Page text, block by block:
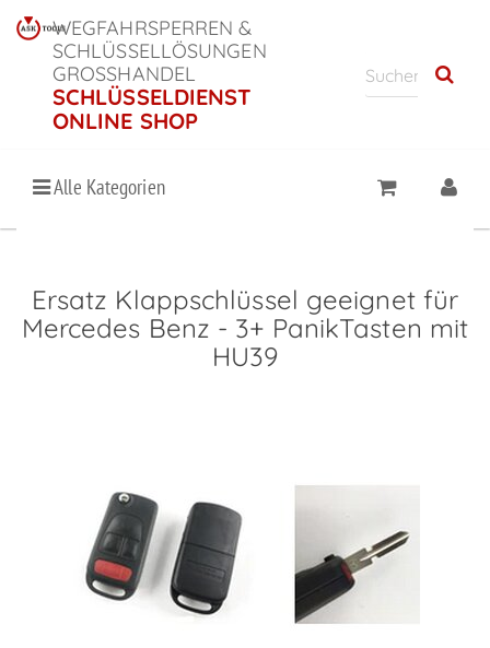
WEGFAHRSPERREN &
SCHLÜSSELLÖSUNGEN
GROSSHANDEL
SCHLÜSSELDIENST
ONLINE SHOP
Alle Kategorien
Ersatz Klappschlüssel geeignet für
Mercedes Benz - 3+ PanikTasten mit
HU39